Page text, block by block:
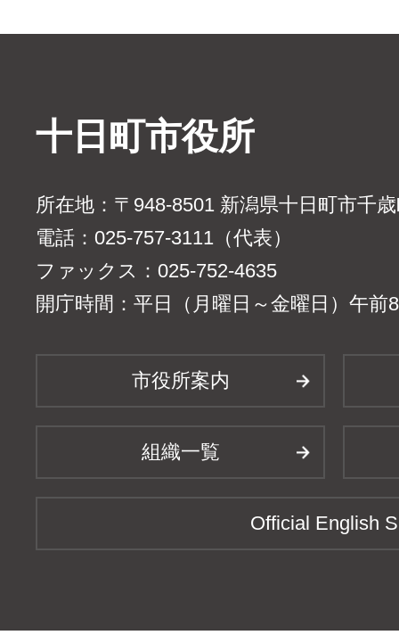
十日町市役所
所在地：〒948-8501 新潟県十日町市千
電話：025-757-3111（代表）
ファックス：025-752-4635
開庁時間：平日（月曜日～金曜日）午前
市役所案内
組織一覧
Official English